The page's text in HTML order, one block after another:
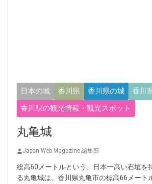
日本の城 香川県 香川県の城
香川
香川県の観光情報・観光スポット
丸亀城
Japan Web Magazine 編集部
総高60メートルという、日本一高い石垣を
る丸亀城は、香川県丸亀市の標高66メート